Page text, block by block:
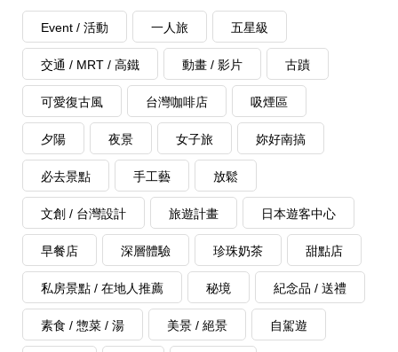
Event / 活動 一人旅 五星級
交通 / MRT / 高鐵 動畫 / 影片 古蹟
可愛復古風 台灣咖啡店 吸煙區
夕陽 夜景 女子旅 妳好南搞
必去景點 手工藝 放鬆
文創 / 台灣設計 旅遊計畫 日本遊客中心
早餐店 深層體驗 珍珠奶茶 甜點店
私房景點 / 在地人推薦 秘境 紀念品 / 送禮
素食 / 惣菜 / 湯 美景 / 絕景 自駕遊